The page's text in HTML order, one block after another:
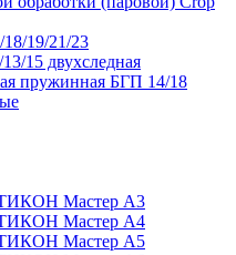
18/19/21/23
15 двухследная
пружинная БГП 14/18
Мастер А3
Мастер А4
Мастер А5